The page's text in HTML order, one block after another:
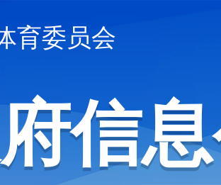
育委员会
信